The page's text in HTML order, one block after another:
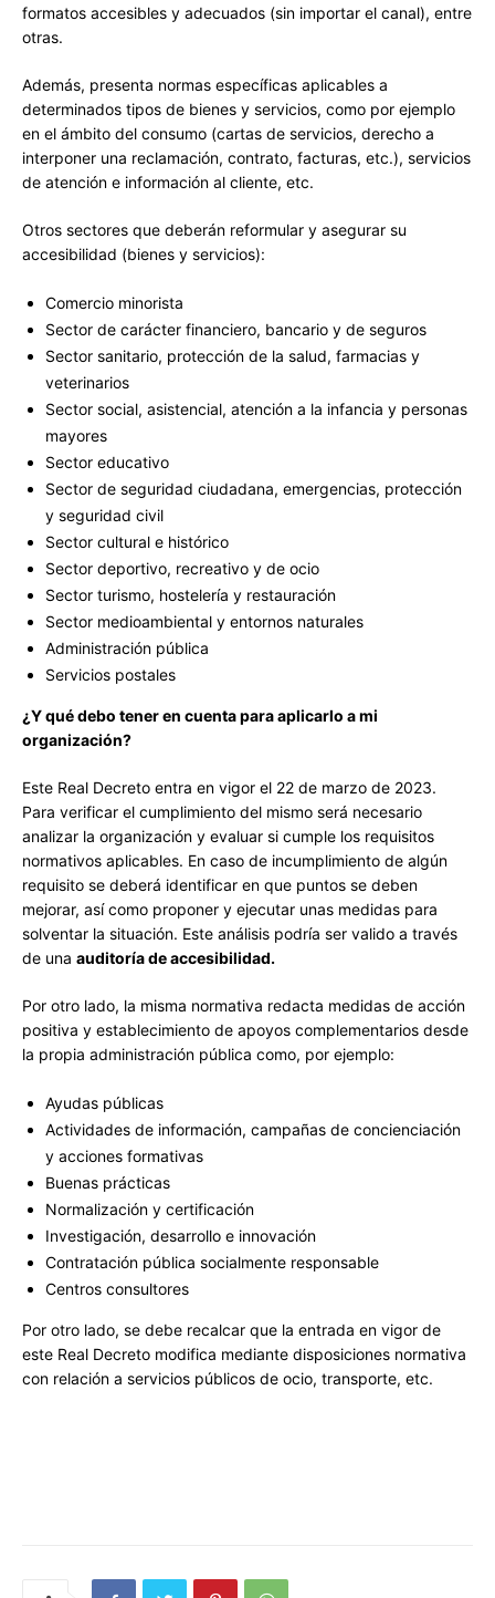
formatos accesibles y adecuados (sin importar el canal), entre
otras.
Además, presenta normas específicas aplicables a
determinados tipos de bienes y servicios, como por ejemplo
en el ámbito del consumo (cartas de servicios, derecho a
interponer una reclamación, contrato, facturas, etc.), servicios
de atención e información al cliente, etc.
Otros sectores que deberán reformular y asegurar su
accesibilidad (bienes y servicios):
Comercio minorista
Sector de carácter financiero, bancario y de seguros
Sector sanitario, protección de la salud, farmacias y
veterinarios
Sector social, asistencial, atención a la infancia y personas
mayores
Sector educativo
Sector de seguridad ciudadana, emergencias, protección
y seguridad civil
Sector cultural e histórico
Sector deportivo, recreativo y de ocio
Sector turismo, hostelería y restauración
Sector medioambiental y entornos naturales
Administración pública
Servicios postales
¿Y qué debo tener en cuenta para aplicarlo a mi
organización?
Este Real Decreto entra en vigor el 22 de marzo de 2023.
Para verificar el cumplimiento del mismo será necesario
analizar la organización y evaluar si cumple los requisitos
normativos aplicables. En caso de incumplimiento de algún
requisito se deberá identificar en que puntos se deben
mejorar, así como proponer y ejecutar unas medidas para
solventar la situación. Este análisis podría ser valido a través
de una auditoría de accesibilidad.
Por otro lado, la misma normativa redacta medidas de acción
positiva y establecimiento de apoyos complementarios desde
la propia administración pública como, por ejemplo:
Ayudas públicas
Actividades de información, campañas de concienciación
y acciones formativas
Buenas prácticas
Normalización y certificación
Investigación, desarrollo e innovación
Contratación pública socialmente responsable
Centros consultores
Por otro lado, se debe recalcar que la entrada en vigor de
este Real Decreto modifica mediante disposiciones normativa
con relación a servicios públicos de ocio, transporte, etc.